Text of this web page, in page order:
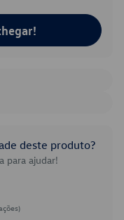
deste produto?
para ajudar!